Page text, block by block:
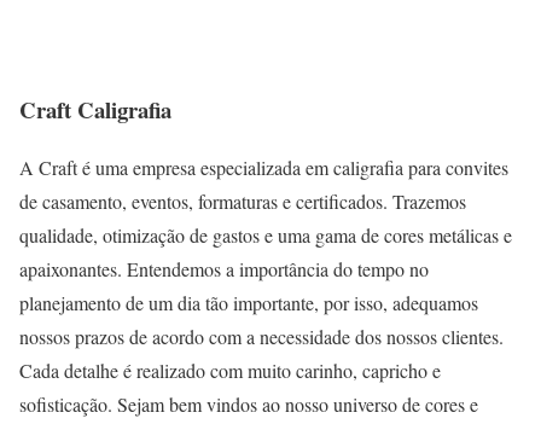
Craft Caligrafia
A Craft é uma empresa especializada em caligrafia para convites
de casamento, eventos, formaturas e certificados. Trazemos
qualidade, otimização de gastos e uma gama de cores metálicas e
apaixonantes. Entendemos a importância do tempo no
planejamento de um dia tão importante, por isso, adequamos
nossos prazos de acordo com a necessidade dos nossos clientes.
Cada detalhe é realizado com muito carinho, capricho e
sofisticação. Sejam bem vindos ao nosso universo de cores e